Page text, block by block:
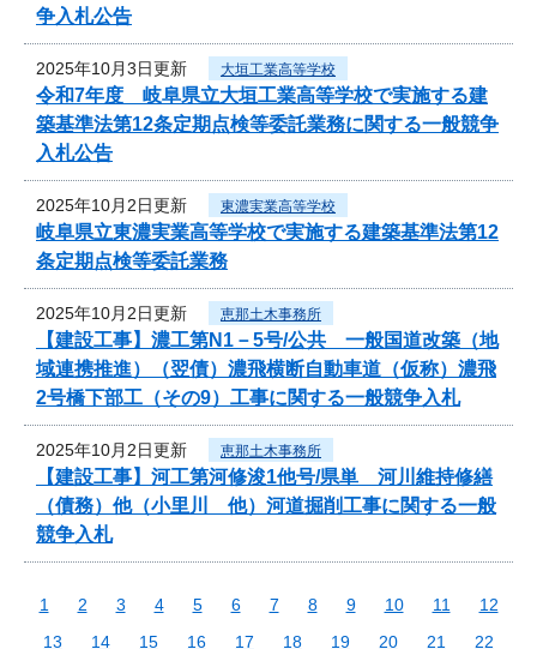
争入札公告
2025年10月3日更新 大垣工業高等学校
令和7年度 岐阜県立大垣工業高等学校で実施する建
築基準法第12条定期点検等委託業務に関する一般競争
入札公告
2025年10月2日更新 東濃実業高等学校
岐阜県立東濃実業高等学校で実施する建築基準法第12
条定期点検等委託業務
2025年10月2日更新 恵那土木事務所
【建設工事】濃工第N1－5号/公共 一般国道改築（地
域連携推進）（翌債）濃飛横断自動車道（仮称）濃飛
2号橋下部工（その9）工事に関する一般競争入札
2025年10月2日更新 恵那土木事務所
【建設工事】河工第河修浚1他号/県単 河川維持修繕
（債務）他（小里川 他）河道掘削工事に関する一般
競争入札
1 2 3 4 5 6 7 8 9 10 11
12
13
14 15 16 17 18 19 20 21
22